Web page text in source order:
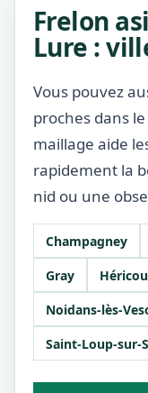
Frelon
Lure :
Vous pouvez
proches dans
maillage aide
rapidement la
nid ou une
Champagney
Gray
Noidans-lès-
Saint-Loup-sur-